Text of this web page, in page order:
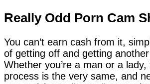
Really Odd Porn Cam
You can’t earn cash from it,
of getting off and getting
Whether you’re a man or a
process is the very same, and